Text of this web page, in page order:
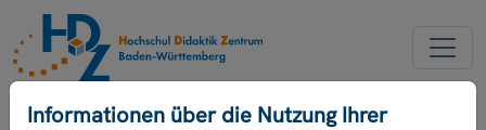
NEW ACCOUNT
Informationen über die Nutzung Ihrer